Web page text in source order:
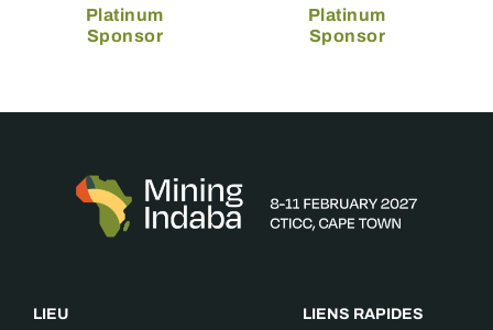
Platinum
Sponsor
Platinum
Sponsor
LIEU
LIENS RAPIDES